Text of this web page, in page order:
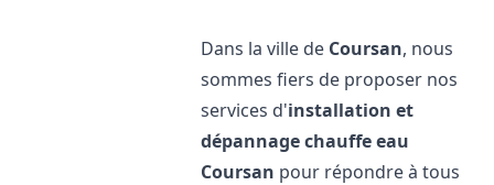
Dans la ville de Coursan, nous
sommes fiers de proposer nos
services d'installation et
dépannage chauffe eau
Coursan pour répondre à tous